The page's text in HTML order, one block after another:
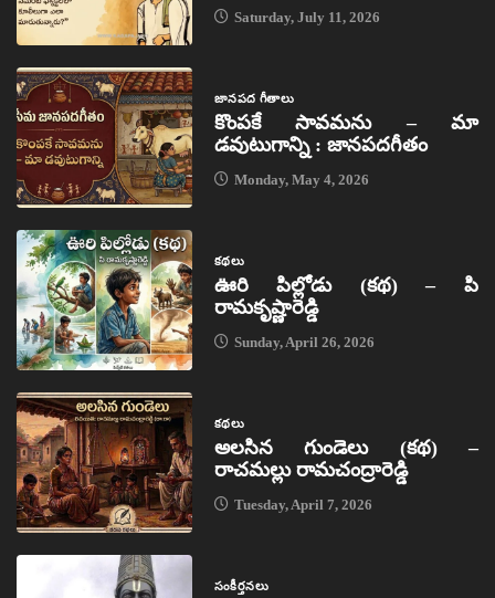
Saturday, July 11, 2026
జానపద గీతాలు
కొంపకే సావమను – మా
డవుటుగాన్ని : జానపదగీతం
Monday, May 4, 2026
కథలు
ఊరి పిల్లోడు (కథ) – పి
రామకృష్ణారెడ్డి
Sunday, April 26, 2026
కథలు
అలసిన గుండెలు (కథ) –
రాచమల్లు రామచంద్రారెడ్డి
Tuesday, April 7, 2026
సంకీర్తనలు